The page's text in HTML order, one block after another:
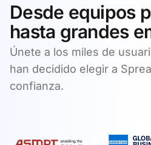
Desde equipos
hasta grandes
Únete a los miles de
han decidido elegir a
confianza.